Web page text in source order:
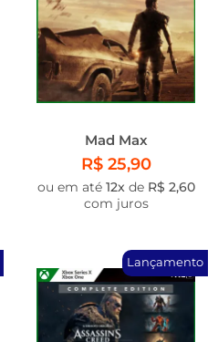
Mad Max
R$ 25,90
ou em até 12xde R$ 2,60
com juros
Lançamento